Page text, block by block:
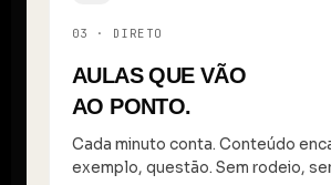
03 · DIRETO
AULAS QUE VÃO
AO PONTO.
Cada minuto conta. Conteúdo
exemplo, questão. Sem rodeio,